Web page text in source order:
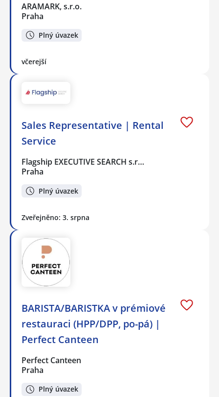
ARAMARK, s.r.o.
Praha
Plný úvazek
včerejší
Sales Representative | Rental
Service
Flagship EXECUTIVE SEARCH s.r…
Praha
Plný úvazek
Zveřejněno: 3. srpna
BARISTA/BARISTKA v prémiové
restauraci (HPP/DPP, po-pá) |
Perfect Canteen
Perfect Canteen
Praha
Plný úvazek